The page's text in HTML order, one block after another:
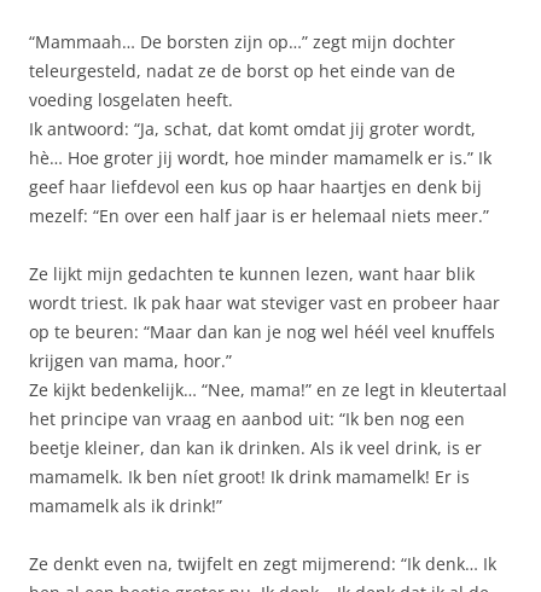
“Mammaah… De borsten zijn op…” zegt mijn dochter
teleurgesteld, nadat ze de borst op het einde van de
voeding losgelaten heeft.
Ik antwoord: “Ja, schat, dat komt omdat jij groter wordt,
hè… Hoe groter jij wordt, hoe minder mamamelk er is.” Ik
geef haar liefdevol een kus op haar haartjes en denk bij
mezelf: “En over een half jaar is er helemaal niets meer.”
Ze lijkt mijn gedachten te kunnen lezen, want haar blik
wordt triest. Ik pak haar wat steviger vast en probeer haar
op te beuren: “Maar dan kan je nog wel héél veel knuffels
krijgen van mama, hoor.”
Ze kijkt bedenkelijk… “Nee, mama!” en ze legt in kleutertaal
het principe van vraag en aanbod uit: “Ik ben nog een
beetje kleiner, dan kan ik drinken. Als ik veel drink, is er
mamamelk. Ik ben níet groot! Ik drink mamamelk! Er is
mamamelk als ik drink!”
Ze denkt even na, twijfelt en zegt mijmerend: “Ik denk… Ik